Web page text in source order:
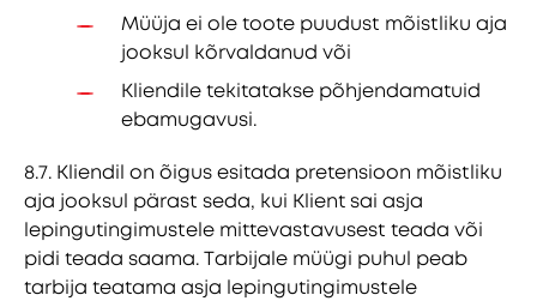
Müüja ei ole toote puudust mõistliku aja
jooksul kõrvaldanud või
Kliendile tekitatakse põhjendamatuid
ebamugavusi.
8.7. Kliendil on õigus esitada pretensioon mõistliku
aja jooksul pärast seda, kui Klient sai asja
lepingutingimustele mittevastavusest teada või
pidi teada saama. Tarbijale müügi puhul peab
tarbija teatama asja lepingutingimustele